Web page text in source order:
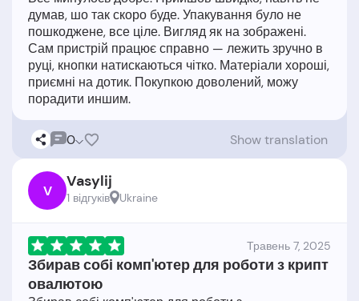
думав, шо так скоро буде. Упакування було не
пошкоджене, все ціле. Вигляд як на зображені.
Сам пристрій працює справно — лежить зручно в
руці, кнопки натискаються чітко. Матеріали хороші,
приємні на дотик. Покупкою доволений, можу
0 Show translation
V Vasylij
1 відгукiв Ukraine
Травень 7, 2025
Збирав собі комп'ютер для роботи з крипт
овалютою